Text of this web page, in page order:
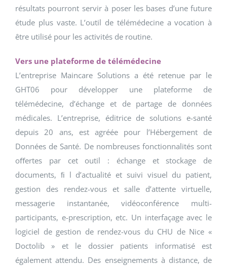
résultats pourront servir à poser les bases d’une future
étude plus vaste. L’outil de télémédecine a vocation à
être utilisé pour les activités de routine.
Vers une plateforme de télémédecine
L’entreprise Maincare Solutions a été retenue par le
GHT06 pour développer une plateforme de
télémédecine, d’échange et de partage de données
médicales. L’entreprise, éditrice de solutions e-santé
depuis 20 ans, est agréée pour l’Hébergement de
Données de Santé. De nombreuses fonctionnalités sont
oﬀertes par cet outil : échange et stockage de
documents, ﬁ l d’actualité et suivi visuel du patient,
gestion des rendez-vous et salle d’attente virtuelle,
messagerie instantanée, vidéoconférence multi-
participants, e-prescription, etc. Un interfaçage avec le
logiciel de gestion de rendez-vous du CHU de Nice «
Doctolib » et le dossier patients informatisé est
également attendu. Des enseignements à distance, de